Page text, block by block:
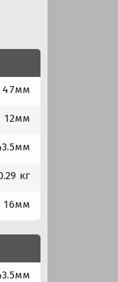
47мм
12мм
кг
16мм